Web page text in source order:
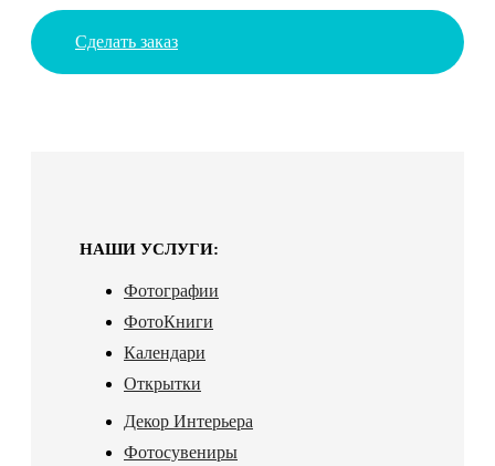
Сделать заказ
НАШИ УСЛУГИ:
Фотографии
ФотоКниги
Календари
Открытки
Декор Интерьера
Фотосувениры